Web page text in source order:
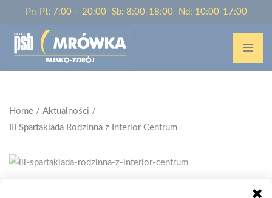
Pn-Pt: 7:00 – 20:00 Sb: 8:00-18:00 Nd: 10:00-17:00
Home / Aktualności /
III Spartakiada Rodzinna z Interior Centrum